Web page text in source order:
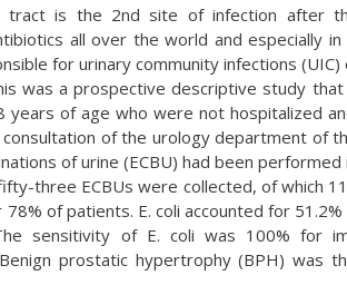
tract is the 2nd site of infection after
all over the world and especially
for urinary community infections (UIC)
was a prospective descriptive study
years of age who were not hospitalized
of the urology department of
of urine (ECBU) had been
three ECBUs were collected, of which
of patients. E. coli accounted for
sensitivity of E. coli was 100% for
prostatic hypertrophy (BPH) was